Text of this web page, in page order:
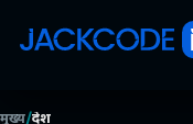
मुख्य/देश